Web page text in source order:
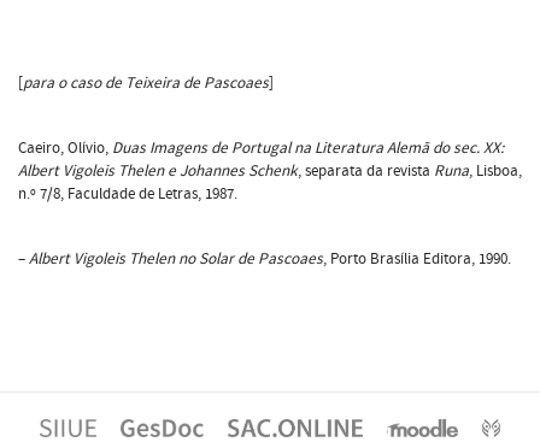
[para o caso de Teixeira de Pascoaes]
Caeiro, Olívio, Duas Imagens de Portugal na Literatura Alemã do sec. XX:
Albert Vigoleis Thelen e Johannes Schenk, separata da revista Runa, Lisboa,
n.º 7/8, Faculdade de Letras, 1987.
–Albert Vigoleis Thelen no Solar de Pascoaes, Porto Brasília Editora, 1990.